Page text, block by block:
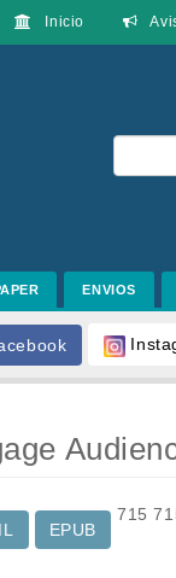
Inicio
ENVIOS
715
EPUB